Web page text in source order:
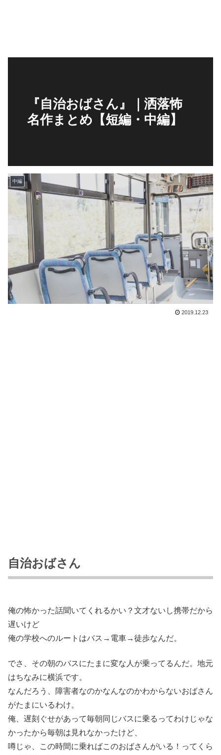
『自治おばさん』｜洒落怖
名作まとめ【短編・中編】
中編
2019.12.23
自治おばさん
俺の怖かった話聞いてくれるかい？文才ないし携帯だから
遅いけど
俺の学校へのルートはバス→電車→徒歩なんだ。
でさ、その朝のバスにたまに変な人が乗ってるんだ。地元
はちなみに横浜です。
なんだろう、障害者なのかなんなのかわからないおばさん
がたまにいるわけ。
俺、遅刻ぐせがあって毎朝同じバスに乗るってわけじゃな
かったから毎朝は見れなかったけど、
噂じゃ、この時間に乗ればこのおばさんがいる！ってくら